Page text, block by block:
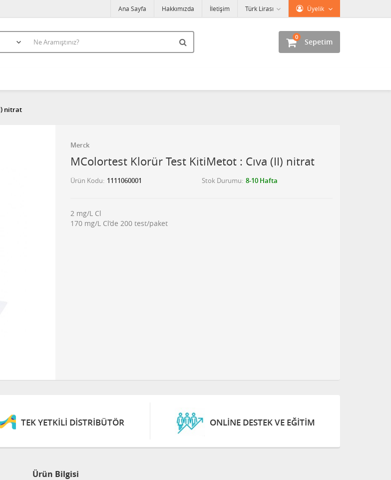
Üyelik
Türk Lirası
Ana Sayfa Hakkımızda İletişim
Sepetim
0
nitrat
Merck
MColortest Klorür Test KitiMetot : Cıva (II) nitrat
Ürün Kodu 1111060001 Stok Durumu 8-10 Hafta
2 mg/L Cl
170 mg/L Cl’de 200 test/paket
TEK YETKİLİ DİSTRİBÜTÖR ONLINE DESTEK VE EĞITIM
Ürün Bilgisi